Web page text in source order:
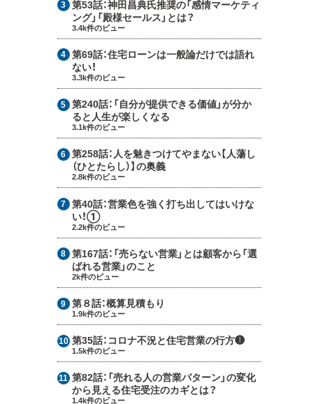
第53話：神田昌典氏推奨の「感情マーケティ
ング」「殿様セールス」とは？
3.4k件のビュー
第69話：住宅ローンは一般論だけでは語れ
ない！
3.3k件のビュー
第240話： 「自分が提供できる価値」が分か
ると人生が楽しくなる
3.1k件のビュー
第258話： 人を魅きつけてやまない【人蕩し
（ひとたらし）】の奥義
2.8k件のビュー
第40話：営業色を強く打ち出してはいけな
い！①
2.2k件のビュー
第167話： 「売らない営業」とは顧客から「選
ばれる営業」のこと
2k件のビュー
第８話：概算見積もり
1.9k件のビュー
第35話： コロナ不況と住宅営業の行方❶
1.5k件のビュー
第82話： 「売れる人の営業パターン」の変化
から見える住宅受注のカギとは？
1.4k件のビュー